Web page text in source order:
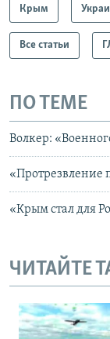
Крым
Все статьи
ПО ТЕМЕ
Волкер:
«Протрезвление
«Крым стал для
ЧИТАЙТЕ